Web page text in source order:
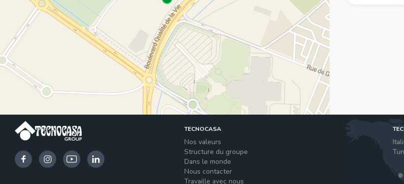
TECNOCASA
Nos valeurs
Structure du groupe
Dans le monde
Nous contacter
Travaille avec nous